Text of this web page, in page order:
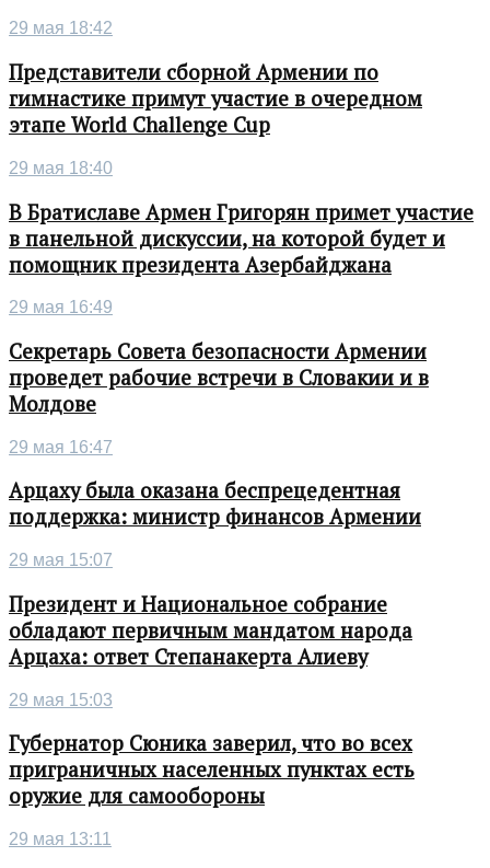
29 мая 18:42
Представители сборной Армении по
гимнастике примут участие в очередном
этапе World Challenge Cup
29 мая 18:40
В Братиславе Армен Григорян примет участие
в панельной дискуссии, на которой будет и
помощник президента Азербайджана
29 мая 16:49
Секретарь Совета безопасности Армении
проведет рабочие встречи в Словакии и в
Молдове
29 мая 16:47
Арцаху была оказана беспрецедентная
поддержка: министр финансов Армении
29 мая 15:07
Президент и Национальное собрание
обладают первичным мандатом народа
Арцаха: ответ Степанакерта Алиеву
29 мая 15:03
Губернатор Сюника заверил, что во всех
приграничных населенных пунктах есть
оружие для самообороны
29 мая 13:11